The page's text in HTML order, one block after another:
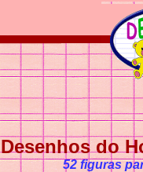
Desenhos do
52 figuras